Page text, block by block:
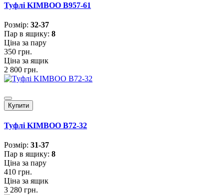
Туфлі KIMBOO B957-61
Розмiр: 32-37
Пар в ящику: 8
Ціна за пару
350 грн.
Ціна за ящик
2 800 грн.
Купити
Туфлі KIMBOO B72-32
Розмiр: 31-37
Пар в ящику: 8
Ціна за пару
410 грн.
Ціна за ящик
3 280 грн.